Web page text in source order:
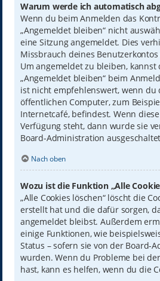
Warum werde ich automatisch
Wenn du beim Anmelden das
„Angemeldet bleiben“ nicht
eine Sitzung angemeldet. Dies
Missbrauch deines
Um angemeldet zu bleiben, kannst
„Angemeldet bleiben“ beim
ist nicht empfehlenswert, wenn du
öffentlichen Computer, zum
Internetcafé, befindest. Wenn
Verfügung steht, dann wurde sie
Board-Administration
Nach oben
Wozu ist die Funktion „Alle
„Alle Cookies löschen“ löscht die
erstellt hat und die dafür sorgen,
angemeldet bleibst. Außerdem
einige Funktionen, wie
Status – sofern sie von der Board-
wurden. Wenn du Probleme bei
hast, kann es helfen, wenn du die